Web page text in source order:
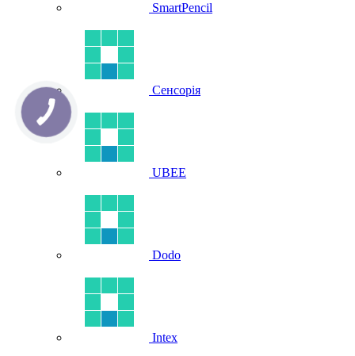
SmartPencil
Сенсорія
UBEE
Dodo
Intex